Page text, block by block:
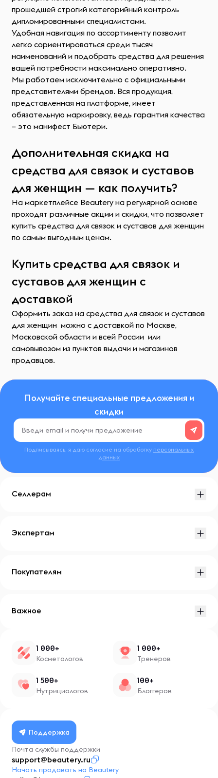
прошедшей строгий категорийный контроль
дипломированными специалистами.
Удобная навигация по ассортименту позволит
легко сориентироваться среди тысяч
наименований и подобрать средства для решения
вашей потребности максимально оперативно.
Мы работаем исключительно с официальными
представителями брендов. Вся продукция,
представленная на платформе, имеет
обязательную маркировку, ведь гарантия качества
– это манифест Бьютери.
Дополнительная скидка на
средства для связок и суставов
для женщин — как получить?
На маркетплейсе Beautery на регулярной основе
проходят различные акции и скидки, что позволяет
купить средства для связок и суставов для женщин
по самым выгодным ценам.
Купить средства для связок и
суставов для женщин с
доставкой
Оформить заказ на средства для связок и суставов
для женщин можно с доставкой по Москве,
Московской области и всей России или
самовывозом из пунктов выдачи и магазинов
продавцов.
Получайте специальные предложения и
скидки
Подписываясь, я даю согласие на обработку персональных
данных
Селлерам
Экспертам
Покупателям
Важное
1 000+
Косметологов
1 000+
Тренеров
1 500+
Нутрициологов
100+
Блоггеров
Поддержка
Почта службы поддержки
support@beautery.ru
Начать продавать на Beautery